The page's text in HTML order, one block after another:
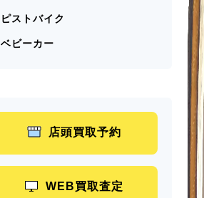
ピストバイク
ベビーカー
店頭買取予約
WEB買取査定